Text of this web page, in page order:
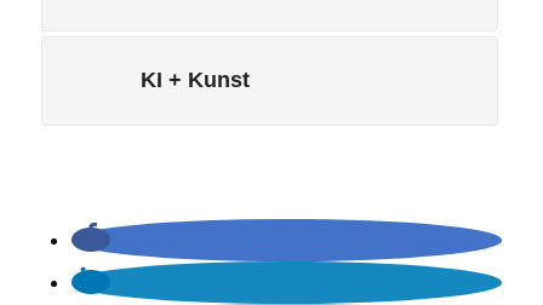
KI + Kunst